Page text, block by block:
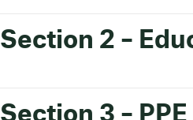
Section 2 –
Section 3 – PPE